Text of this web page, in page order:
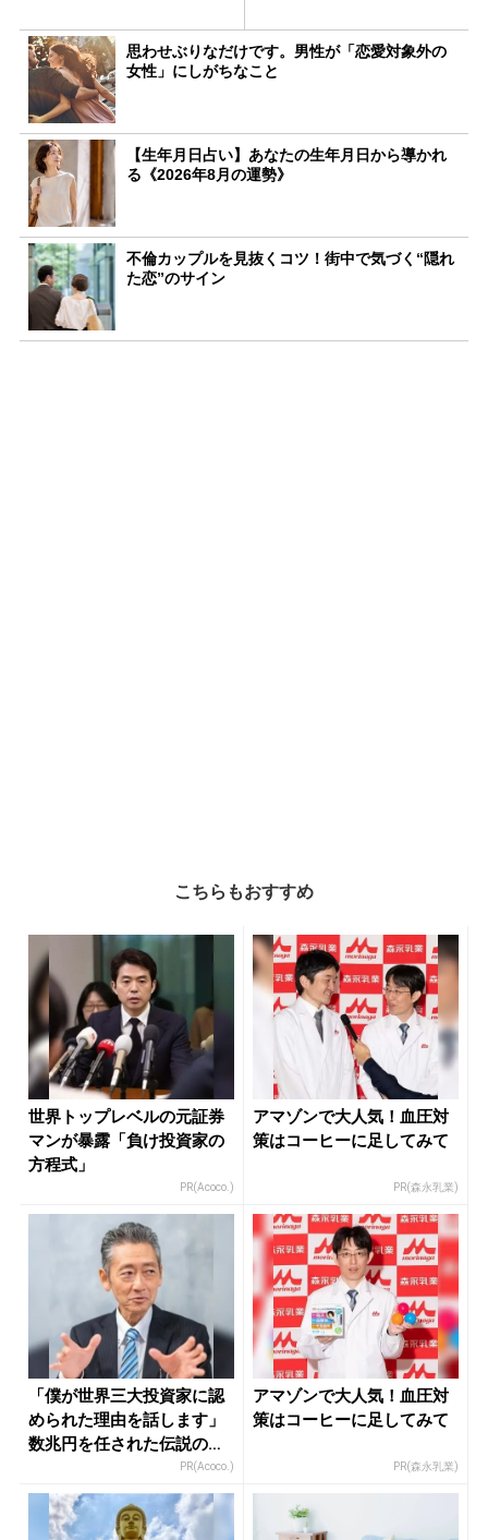
思わせぶりなだけです。男性が「恋愛対象外の
女性」にしがちなこと
【生年月日占い】あなたの生年月日から導かれ
る《2026年8月の運勢》
不倫カップルを見抜くコツ！街中で気づく“隠れ
た恋”のサイン
こちらもおすすめ
世界トップレベルの元証券
マンが暴露「負け投資家の
方程式」
PR(Acoco.)
アマゾンで大人気！血圧対
策はコーヒーに足してみて
PR(森永乳業)
「僕が世界三大投資家に認
められた理由を話します」
数兆円を任された伝説の投
PR(Acoco.)
アマゾンで大人気！血圧対
策はコーヒーに足してみて
PR(森永乳業)